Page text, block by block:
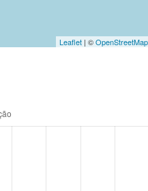
Leaflet| ©OpenStreetMap